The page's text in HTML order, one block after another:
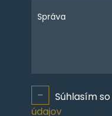
Správa
Súhlasím so
údajov